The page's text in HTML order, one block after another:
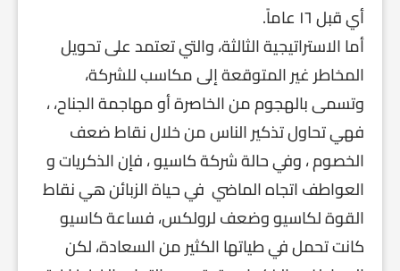
أي قبل ١٦ عاماً.
أما الاستراتيجية الثالثة، والتي تعتمد على تحويل
المخاطر غير المتوقعة إلى مكاسب للشركة،
وتسمى بالهجوم من الخاصرة أو مهاجمة الجناح، ،
فهي تحاول تذكير الناس من خلال نقاط ضعف
الخصوم ، وفي حالة شركة كاسيو ، فإن الذكريات و
العواطف اتجاه الماضي في حياة الزبائن هي نقاط
القوة لكاسيو وضعف لرولكس، فساعة كاسيو
كانت تحمل في طياتها الكثير من السعادة، لكن